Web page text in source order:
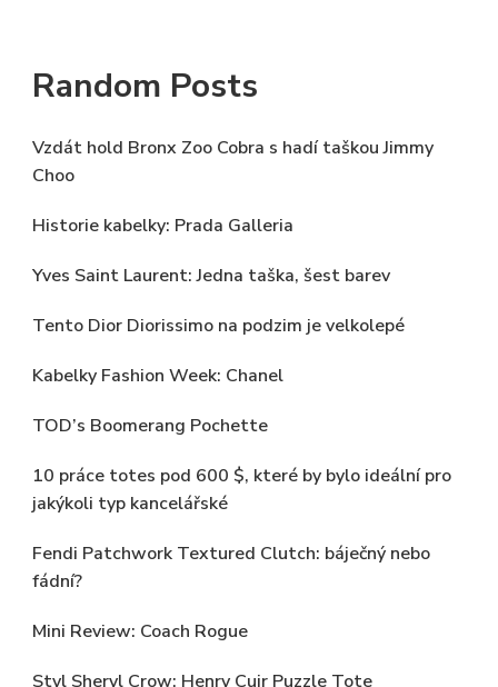
Random Posts
Vzdát hold Bronx Zoo Cobra s hadí taškou Jimmy
Choo
Historie kabelky: Prada Galleria
Yves Saint Laurent: Jedna taška, šest barev
Tento Dior Diorissimo na podzim je velkolepé
Kabelky Fashion Week: Chanel
TOD’s Boomerang Pochette
10 práce totes pod 600 $, které by bylo ideální pro
jakýkoli typ kancelářské
Fendi Patchwork Textured Clutch: báječný nebo
fádní?
Mini Review: Coach Rogue
Styl Sheryl Crow: Henry Cuir Puzzle Tote